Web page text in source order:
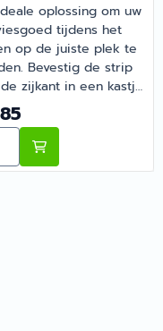
Inklapbaar
oplossing om uw
tijdens het
op de juiste plek te
Bevestig de strip
zijkant in een kastje,
borden eronder
de beugel naar
en het staat vast. |
Hoogte
7,85
kiezen voor